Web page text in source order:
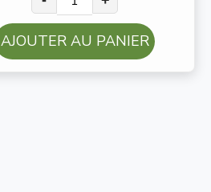
AJOUTER AU PANIER